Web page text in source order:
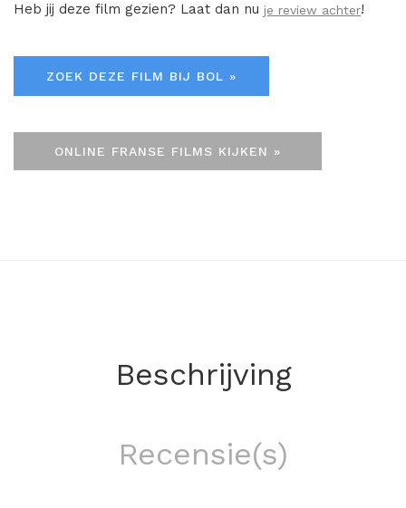
Heb jij deze film gezien? Laat dan nu je review achter!
ZOEK DEZE FILM BIJ BOL »
ONLINE FRANSE FILMS KIJKEN »
Beschrijving
Recensie(s)